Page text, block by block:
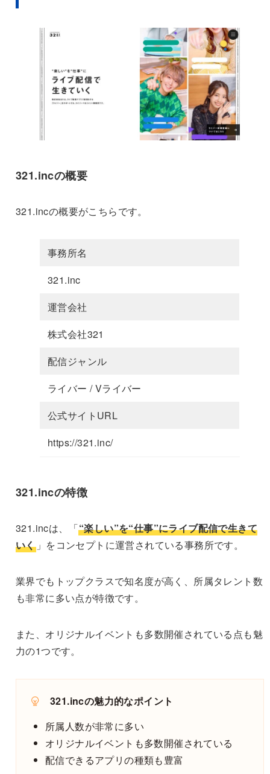
321.incの概要
321.incの概要がこちらです。
事務所名
321.inc
運営会社
株式会社321
配信ジャンル
ライバー / Vライバー
公式サイトURL
https://321.inc/
321.incの特徴
321.incは、「“楽しい”を“仕事”にライブ配信で生きて
いく」をコンセプトに運営されている事務所です。
業界でもトップクラスで知名度が高く、所属タレント数
も非常に多い点が特徴です。
また、オリジナルイベントも多数開催されている点も魅
力の1つです。
321.incの魅力的なポイント
所属人数が非常に多い
オリジナルイベントも多数開催されている
配信できるアプリの種類も豊富